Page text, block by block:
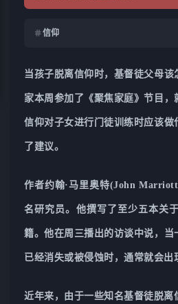
信仰
当孩子脱离信仰时，基督徒父母
家本周参加了《聚焦家庭》节目
信仰对子女进行门徒训练时应该做
了建议。
作者约翰·马里奥特(John
名研究员。他撰写了至少五本关
籍。他在周三播出的访谈中说，
已经消失或被侵蚀时，通常就会出
近年来，由于一些知名基督徒脱离